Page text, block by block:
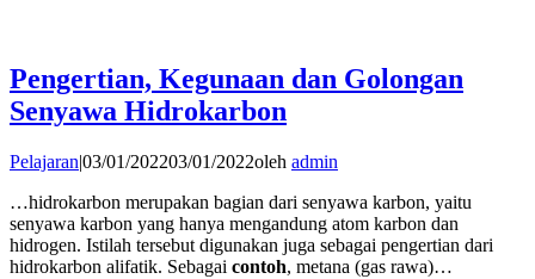
Pengertian, Kegunaan dan Golongan
Senyawa Hidrokarbon
Pelajaran|03/01/202203/01/2022oleh admin
…hidrokarbon merupakan bagian dari senyawa karbon, yaitu
senyawa karbon yang hanya mengandung atom karbon dan
hidrogen. Istilah tersebut digunakan juga sebagai pengertian dari
hidrokarbon alifatik. Sebagai contoh, metana (gas rawa)…